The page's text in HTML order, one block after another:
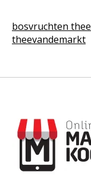
bosvruchten thee
theevandemarkt